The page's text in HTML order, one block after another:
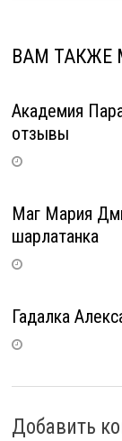
ВАМ ТАКЖЕ
Академия
отзывы
Маг Мария
шарлатанка
Гадалка
Добавить